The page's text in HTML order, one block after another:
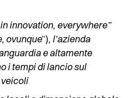
innovation, everywhere”
ovunque”), l’azienda
e altamente
i tempi di lancio sul